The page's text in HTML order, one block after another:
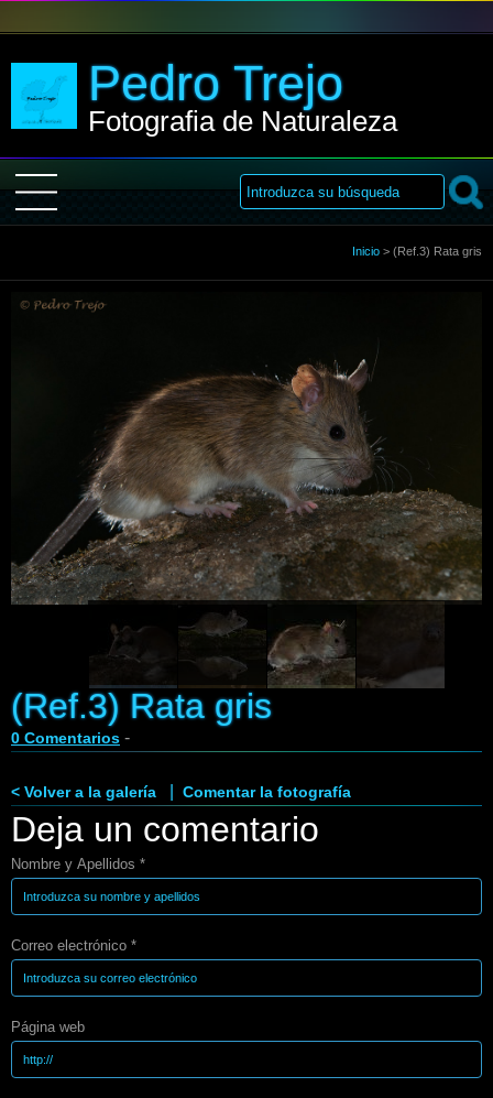
Pedro Trejo
Fotografia de Naturaleza
Sobre Mi
Libro de visitas
Enlaces
Contacto
Inicio > (Ref.3) Rata gris
(Ref.3) Rata gris
0 Comentarios -
< Volver a la galería Comentar la fotografía
Deja un comentario
Nombre y Apellidos *
Correo electrónico *
Página web